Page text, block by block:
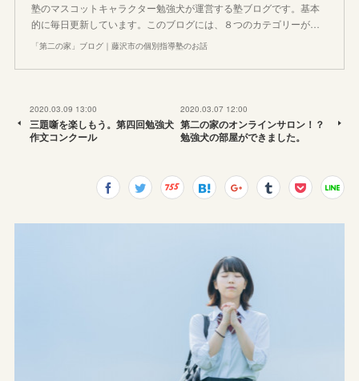
塾のマスコットキャラクター勉強犬が運営する塾ブログです。基本
的に毎日更新しています。このブログには、８つのカテゴリーが…
「第二の家」ブログ｜藤沢市の個別指導塾のお話
2020.03.09 13:00
三題噺を楽しもう。第四回勉強犬
作文コンクール
2020.03.07 12:00
第二の家のオンラインサロン！？
勉強犬の部屋ができました。